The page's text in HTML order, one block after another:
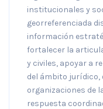
institucionales y
georreferenciada
información
fortalecer la
y civiles, apoyar a
del ámbito
organizaciones de
respuesta